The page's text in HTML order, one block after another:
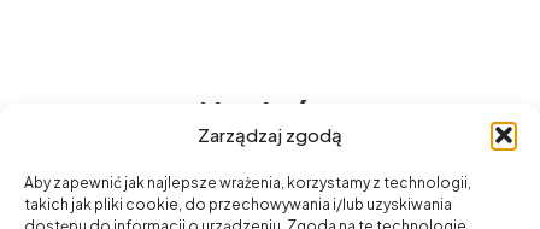
Zarządzaj zgodą
Aby zapewnić jak najlepsze wrażenia, korzystamy z technologii,
takich jak pliki cookie, do przechowywania i/lub uzyskiwania
Na skróty
Oferta